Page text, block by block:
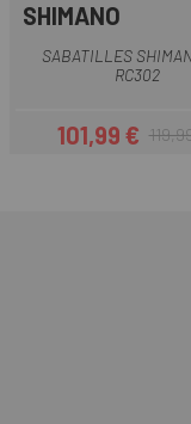
SHIMANO
SABATILLES
RC302
Preu
101,99 €Preu